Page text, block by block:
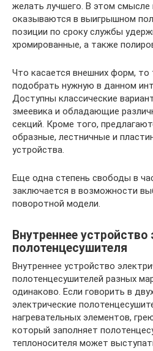
желать лучшего. В этом
оказываются в выигрышном
позиции по сроку службы
хромированные, а также
Что касается внешних форм,
подобрать нужную в данном
Доступны классические
змеевика и обладающие
секций. Кроме того,
образные, лестничные и
устройства.
Еще одна степень свободы в
заключается в возможности
поворотной модели.
Внутреннее устройство
полотенцесушителя
Внутреннее устройство
полотенцесушителей разных
одинаково. Если говорить в
электрические
нагревательных элементов,
который заполняет
теплоносителя может